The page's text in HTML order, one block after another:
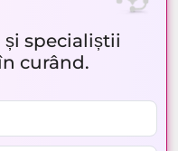
specialiștii
curând.